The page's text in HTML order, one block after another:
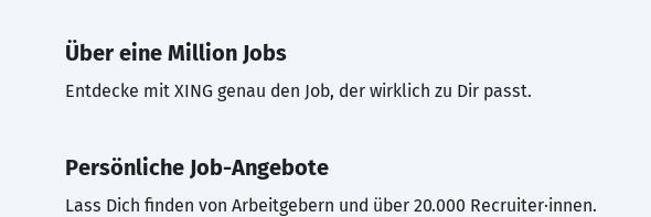
Über eine Million Jobs
Entdecke mit XING genau den Job, der wirklich zu Dir passt.
Persönliche Job-Angebote
Lass Dich finden von Arbeitgebern und über 20.000 Recruiter·innen.